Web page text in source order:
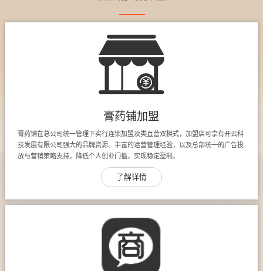
膏药铺加盟
膏药铺在总公司统一管理下实行连锁加盟及类直营双模式，加盟店可享有开云科
技发展有限公司强大的品牌资源、丰富的运营管理经验，以及总部统一的广告投
放与营销策略支持，降低个人创业门槛，实现稳定盈利。
了解详情